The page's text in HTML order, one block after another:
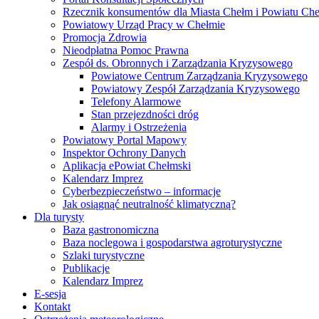
Rzecznik konsumentów dla Miasta Chełm i Powiatu
Powiatowy Urząd Pracy w Chełmie
Promocja Zdrowia
Nieodpłatna Pomoc Prawna
Zespół ds. Obronnych i Zarządzania Kryzysowego
Powiatowe Centrum Zarządzania Kryzysowego
Powiatowy Zespół Zarządzania Kryzysowego
Telefony Alarmowe
Stan przejezdności dróg
Alarmy i Ostrzeżenia
Powiatowy Portal Mapowy
Inspektor Ochrony Danych
Aplikacja ePowiat Chełmski
Kalendarz Imprez
Cyberbezpieczeństwo – informacje
Jak osiągnąć neutralność klimatyczną?
Dla turysty
Baza gastronomiczna
Baza noclegowa i gospodarstwa agroturystyczne
Szlaki turystyczne
Publikacje
Kalendarz Imprez
E-sesja
Kontakt